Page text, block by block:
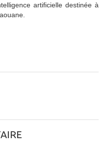
artificielle destinée à